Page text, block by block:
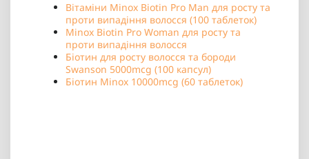
Вітаміни Minox Biotin Pro Man для росту та
проти випадіння волосся (100 таблеток)
Minox Biotin Pro Woman для росту та
проти випадіння волосся
Біотин для росту волосся та бороди
Swanson 5000mcg (100 капсул)
Біотин Minox 10000mcg (60 таблеток)